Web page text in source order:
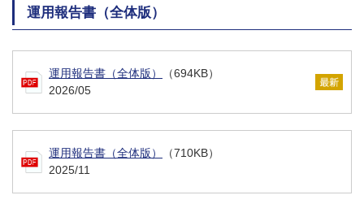
運用報告書（全体版）
運用報告書（全体版）
（694KB）
2026/05
運用報告書（全体版）
（710KB）
2025/11